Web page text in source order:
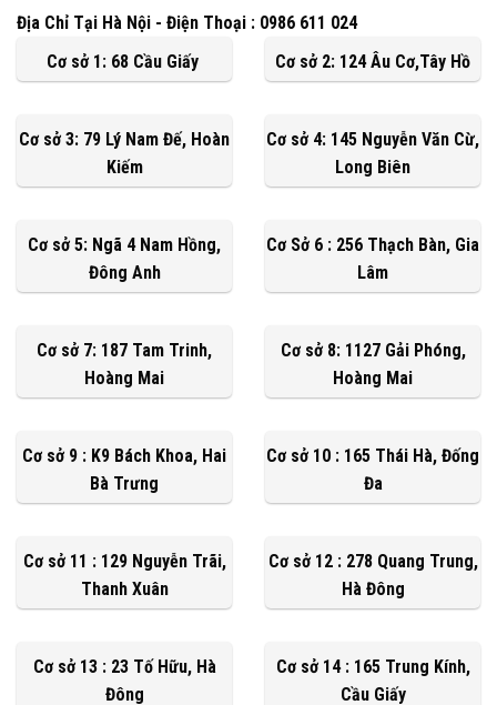
Địa Chỉ Tại Hà Nội - Điện Thoại : 0986 611 024
Cơ sở 1: 68 Cầu Giấy
Cơ sở 2: 124 Âu Cơ,Tây Hồ
Cơ sở 3: 79 Lý Nam Đế, Hoàn
Kiếm
Cơ sở 4: 145 Nguyễn Văn Cừ,
Long Biên
Cơ sở 5: Ngã 4 Nam Hồng,
Đông Anh
Cơ Sở 6 : 256 Thạch Bàn, Gia
Lâm
Cơ sở 7: 187 Tam Trinh,
Hoàng Mai
Cơ sở 8: 1127 Gải Phóng,
Hoàng Mai
Cơ sở 9 : K9 Bách Khoa, Hai
Bà Trưng
Cơ sở 10 : 165 Thái Hà, Đống
Đa
Cơ sở 11 : 129 Nguyễn Trãi,
Thanh Xuân
Cơ sở 12 : 278 Quang Trung,
Hà Đông
Cơ sở 13 : 23 Tố Hữu, Hà
Đông
Cơ sở 14 : 165 Trung Kính,
Cầu Giấy